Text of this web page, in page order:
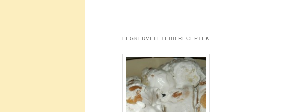
LEGKEDVELETEBB RECEPTEK